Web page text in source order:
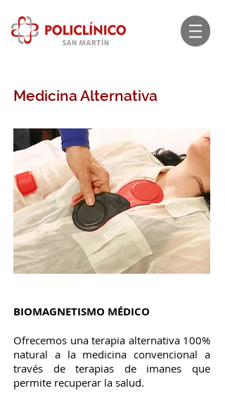
Medicina Alternativa
BIOMAGNETISMO MÉDICO
Ofrecemos una terapia alternativa 100%
natural a la medicina convencional a
través de terapias de imanes que
permite recuperar la salud.